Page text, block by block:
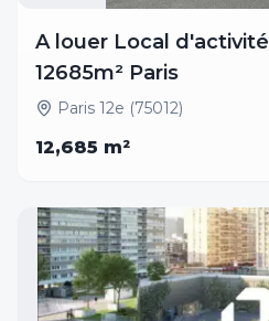
A louer Local d'activité
12685m² Paris
Paris 12e (75012)
12,685 m²